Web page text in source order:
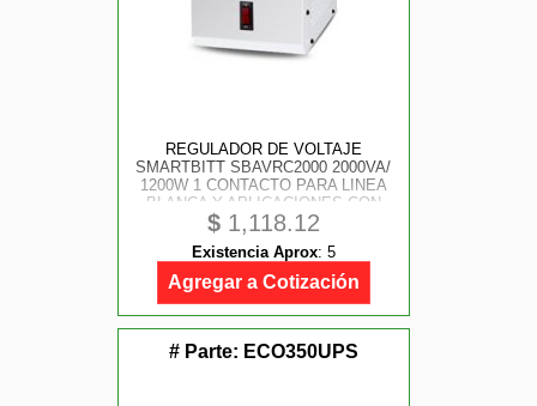
REGULADOR DE VOLTAJE
SMARTBITT SBAVRC2000 2000VA/
1200W 1 CONTACTO PARA LINEA
BLANCA Y APLICACIONES CON
MOTOR CA
$ 1,118.12
Existencia Aprox: 5
Agregar a Cotización
# Parte: ECO350UPS